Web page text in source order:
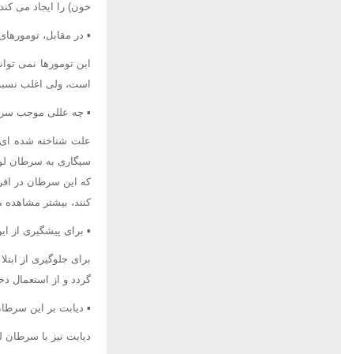
خون) را ایجاد می
▪ در مقابل،
این تومورها نمی
است، ولی اغلب
▪ چه عللی موجب
علت شناخته شده ای
سیگاری به سرطان
که این سرطان در
کنند، بیشتر
▪ برای پیشگیری از
برای جلوگیری از
گردد و از استعمال
▪ دیابت بر این
دیابت نیز با سرطان